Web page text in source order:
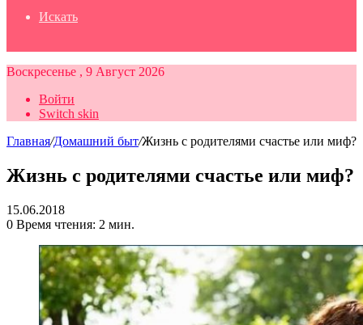
Искать
Воскресенье , 9 Август 2026
Войти
Switch skin
Главная/Домашний быт/Жизнь с родителями счастье или миф?
Жизнь с родителями счастье или миф?
15.06.2018
0 Время чтения: 2 мин.